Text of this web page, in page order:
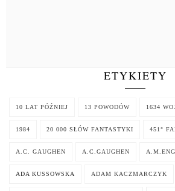
ETYKIETY
10 LAT PÓŹNIEJ 13 POWODÓW 1634
1984 20 000 SŁÓW FANTASTYKI 451°
A.C. GAUGHEN A.C.GAUGHEN
ADA KUSSOWSKA ADAM KACZMARCZYK